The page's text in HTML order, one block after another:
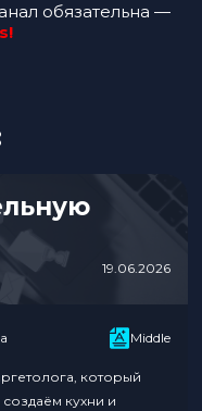
обязательна —
19.06.2026
Middle
который
кухни и